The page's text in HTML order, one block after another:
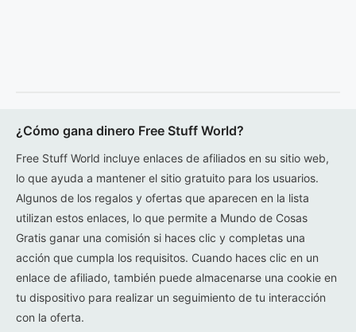
¿Cómo gana dinero Free Stuff World?
Free Stuff World incluye enlaces de afiliados en su sitio web,
lo que ayuda a mantener el sitio gratuito para los usuarios.
Algunos de los regalos y ofertas que aparecen en la lista
utilizan estos enlaces, lo que permite a Mundo de Cosas
Gratis ganar una comisión si haces clic y completas una
acción que cumpla los requisitos. Cuando haces clic en un
enlace de afiliado, también puede almacenarse una cookie en
tu dispositivo para realizar un seguimiento de tu interacción
con la oferta.